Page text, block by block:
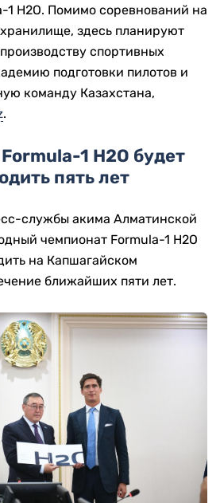
1 H2O. Помимо соревнований на
здесь планируют
спортивных
подготовки пилотов и
команду Казахстана,
.
1 H2O будет
пять лет
службы акима Алматинской
чемпионат Formula-1 H2O
на Капшагайском
ближайших пяти лет.